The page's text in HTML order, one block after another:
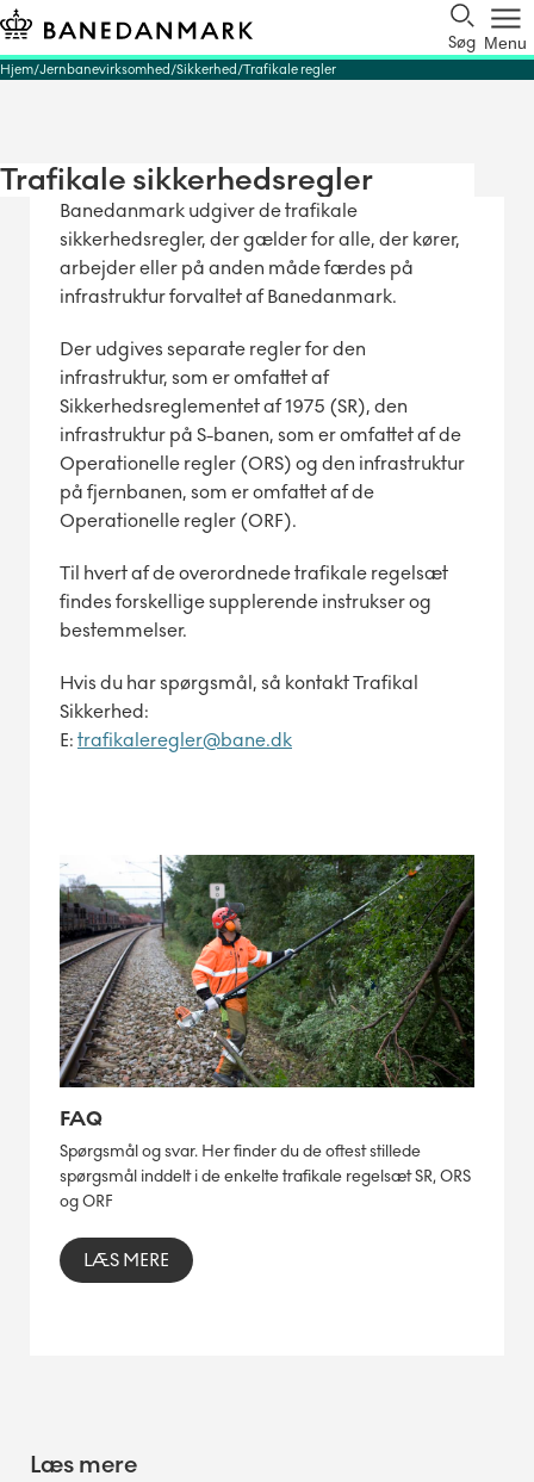
Søg Menu
Hjem Jernbanevirksomhed Sikkerhed Trafikale regler
Trafikale sikkerhedsregler
Banedanmark udgiver de trafikale
sikkerhedsregler, der gælder for alle, der kører,
arbejder eller på anden måde færdes på
infrastruktur forvaltet af Banedanmark.
Der udgives separate regler for den
infrastruktur, som er omfattet af
Sikkerhedsreglementet af 1975 (SR), den
infrastruktur på S-banen, som er omfattet af de
Operationelle regler (ORS) og den infrastruktur
på fjernbanen, som er omfattet af de
Operationelle regler (ORF).
Til hvert af de overordnede trafikale regelsæt
findes forskellige supplerende instrukser og
bestemmelser.
Hvis du har spørgsmål, så kontakt Trafikal
Sikkerhed:
E: trafikaleregler@bane.dk
FAQ
Spørgsmål og svar. Her finder du de oftest stillede
spørgsmål inddelt i de enkelte trafikale regelsæt SR, ORS
og ORF
LÆS MERE
Læs mere